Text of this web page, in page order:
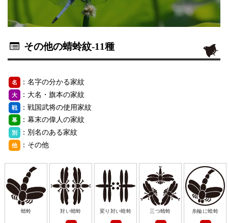
その他の蜻蛉紋-11種
名 ：名字の分かる家紋
大 ：大名・旗本の家紋
戦 ：戦国武将の使用家紋
幕 ：幕末の偉人の家紋
別 ：別名のある家紋
他 ：その他
蜻蛉 対い蜻蛉 変り対い蜻蛉 三つ蜻蛉 糸輪に蜻蛉